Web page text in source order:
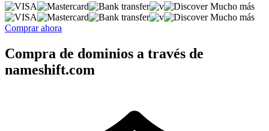
Mucho más
Mucho más
Comprar ahora
Compra de dominios a través de
nameshift.com